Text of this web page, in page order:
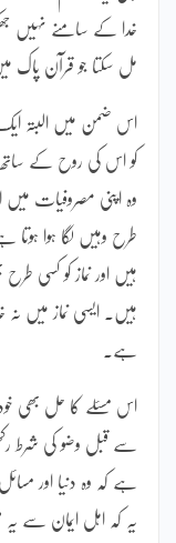
خدا کے سامنے نہیں
مل سکتا جو قرآن پاک
اس ضمن میں البتہ
کو اس کی روح کے ساتھ
وہ اپنی مصروفیات
طرح وہیں لگا ہوا
ہیں اور نماز کو کسی
ہیں۔ ایسی نماز میں نہ
ہے۔
اس مسئلے کا حل بھی
سے قبل وضو کی شرط
ہے کہ وہ دنیا اور
یہ کہ اہل ایمان سے